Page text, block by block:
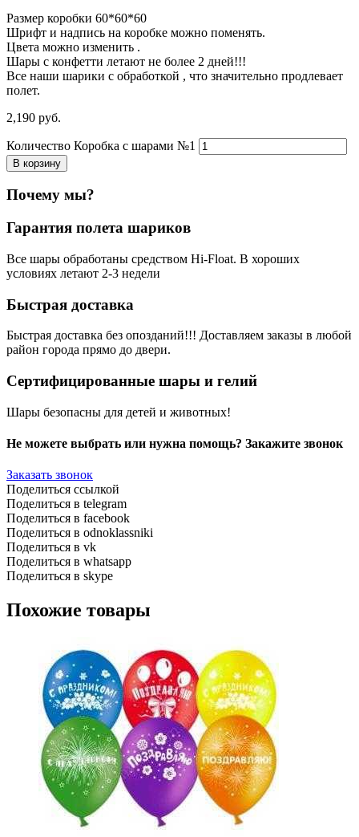
Размер коробки 60*60*60
Шрифт и надпись на коробке можно поменять.
Цвета можно изменить .
Шары с конфетти летают не более 2 дней!!!
Все наши шарики с обработкой , что значительно продлевает
полет.
2,190 руб.
Количество Коробка с шарами №1
В корзину
Почему мы?
Гарантия полета шариков
Все шары обработаны средством Hi-Float. В хороших
условиях летают 2-3 недели
Быстрая доставка
Быстрая доставка без опозданий!!! Доставляем заказы в любой
район города прямо до двери.
Сертифицированные шары и гелий
Шары безопасны для детей и животных!
Не можете выбрать или нужна помощь? Закажите звонок
Заказать звонок
Поделиться ссылкой
Поделиться в telegram
Поделиться в facebook
Поделиться в odnoklassniki
Поделиться в vk
Поделиться в whatsapp
Поделиться в skype
Похожие товары